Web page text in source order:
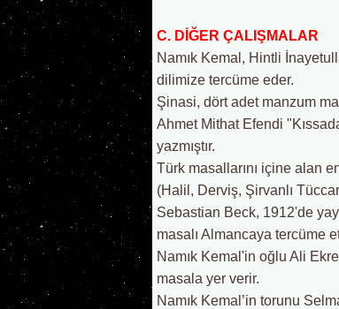
C. DİĞER ÇALIŞMALAR
Namık Kemal, Hintli
dilimize tercüme eder.
Şinasi, dört adet manzum
Ahmet Mithat Efendi
yazmıştır.
Türk masallarını içine alan
(Halil, Derviş, Şirvanlı
Sebastian Beck, 1912'de
masalı Almancaya tercüme
Namık Kemal'in oğlu Ali
masala yer verir.
Namık Kemal’in torunu